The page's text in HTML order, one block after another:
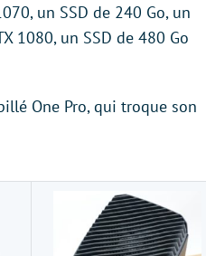
un SSD de 240 Go, un
1080, un SSD de 480 Go
One Pro, qui troque son